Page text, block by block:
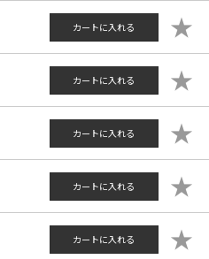
カートに入れる ★
カートに入れる ★
カートに入れる ★
カートに入れる ★
カートに入れる ★